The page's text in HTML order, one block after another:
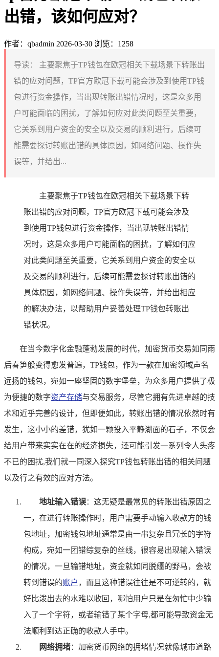
出错，该如何应对？
作者：qbadmin 2026-03-30 浏览：1258
导读：
主要聚焦于TP钱包在欧冠相关下载场景下转账出
错的应对问题，TP官方欧冠下载可能会涉及到使用TP钱
包进行资金操作，当出现转账出错情况时，这是众多用
户可能面临的困扰，了解如何应对此类问题至关重要，
它关系到用户资金的安全以及交易的顺利进行，后续可
能需要探讨转账出错的具体原因，如网络问题、操作失
误等，并给出...
主要聚焦于TP钱包在欧冠相关下载场景下转
账出错的应对问题，TP官方欧冠下载可能会涉及
到使用TP钱包进行资金操作，当出现转账出错情
况时，这是众多用户可能面临的困扰，了解如何应
对此类问题至关重要，它关系到用户资金的安全以
及交易的顺利进行，后续可能需要探讨转账出错的
具体原因，如网络问题、操作失误等，并给出相应
的解决办法，以帮助用户妥善处理TP钱包转账出
错状况。
在当今数字化金融蓬勃发展的时代，加密货币交易如同雨
后春笋般变得愈发普遍，TP钱包，作为一款在加密领域声名
远扬的钱包，宛如一座坚固的数字堡垒，为众多用户提供了极
为便捷的数字资产存储与交易服务，尽管它拥有先进卓越的技
术和近乎完善的设计，但即便如此，转账出错的情况依然时有
发生，这小小的差错，犹如一颗投入平静湖面的石子，不仅会
给用户带来实实在在的经济损失，还可能引发一系列令人头疼
不已的困扰,我们就一同深入探究TP钱包转账出错的相关问题
以及行之有效的应对方法。
地址输入错误：这无疑是最常见的转账出错原因之
一，在进行转账操作时，用户需要手动输入收款方的钱
包地址，加密钱包地址通常是由一串复杂且冗长的字符
构成，宛如一团错综复杂的丝线，很容易出现输入错误
的情况，一旦输错地址，资金就如同脱缰的野马，会被
转到错误的账户 ，而且这种错误往往是不可逆转的，就
好比泼出去的水难以收回，哪怕用户只是在匆忙中少输
入了一个字符，或者输错了某个字母,都可能导致资金无
法顺利到达正确的收款人手中。
网络拥堵：加密货币网络的拥堵情况就像城市道路